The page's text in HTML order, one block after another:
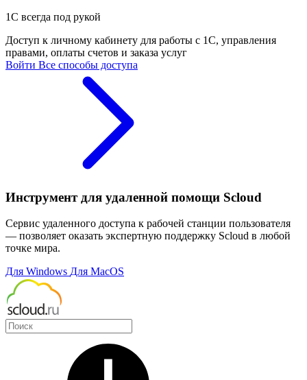
1С всегда под рукой
Доступ к личному кабинету для работы с 1С, управления
правами, оплаты счетов и заказа услуг
Войти Все способы доступа
Инструмент для удаленной помощи Scloud
Сервис удаленного доступа к рабочей станции пользователя
— позволяет оказать экспертную поддержку Scloud в любой
точке мира.
Для Windows Для MacOS